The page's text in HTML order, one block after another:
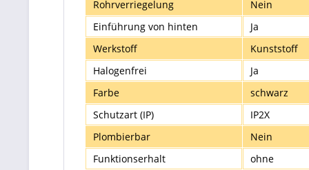
Rohrverriegelung
Nein
Einführung von hinten
Ja
Werkstoff
Kunststoff
Halogenfrei
Ja
Farbe
schwarz
Schutzart (IP)
IP2X
Plombierbar
Nein
Funktionserhalt
ohne